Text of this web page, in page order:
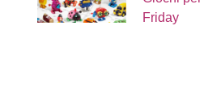
Friday